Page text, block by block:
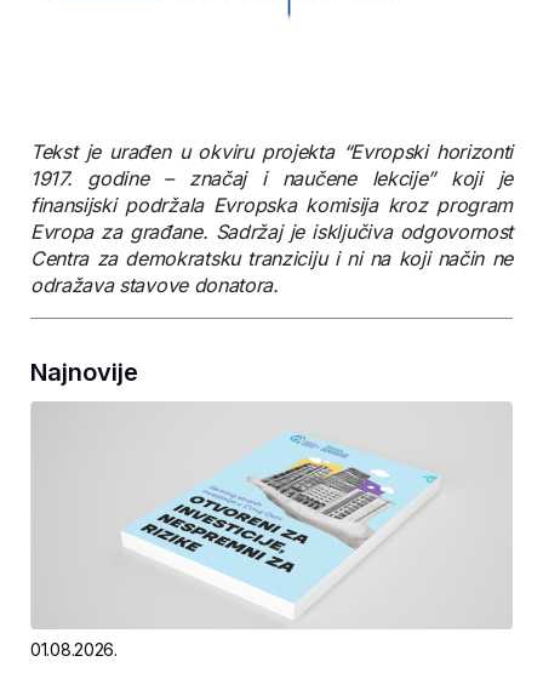
Tekst je urađen u okviru projekta “Evropski horizonti
1917. godine – značaj i naučene lekcije” koji je
finansijski podržala Evropska komisija kroz program
Evropa za građane. Sadržaj je isključiva odgovornost
Centra za demokratsku tranziciju i ni na koji način ne
odražava stavove donatora.
Najnovije
01.08.2026.